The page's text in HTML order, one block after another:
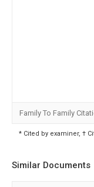
Family To Family
* Cited by examiner, †
Similar Documents